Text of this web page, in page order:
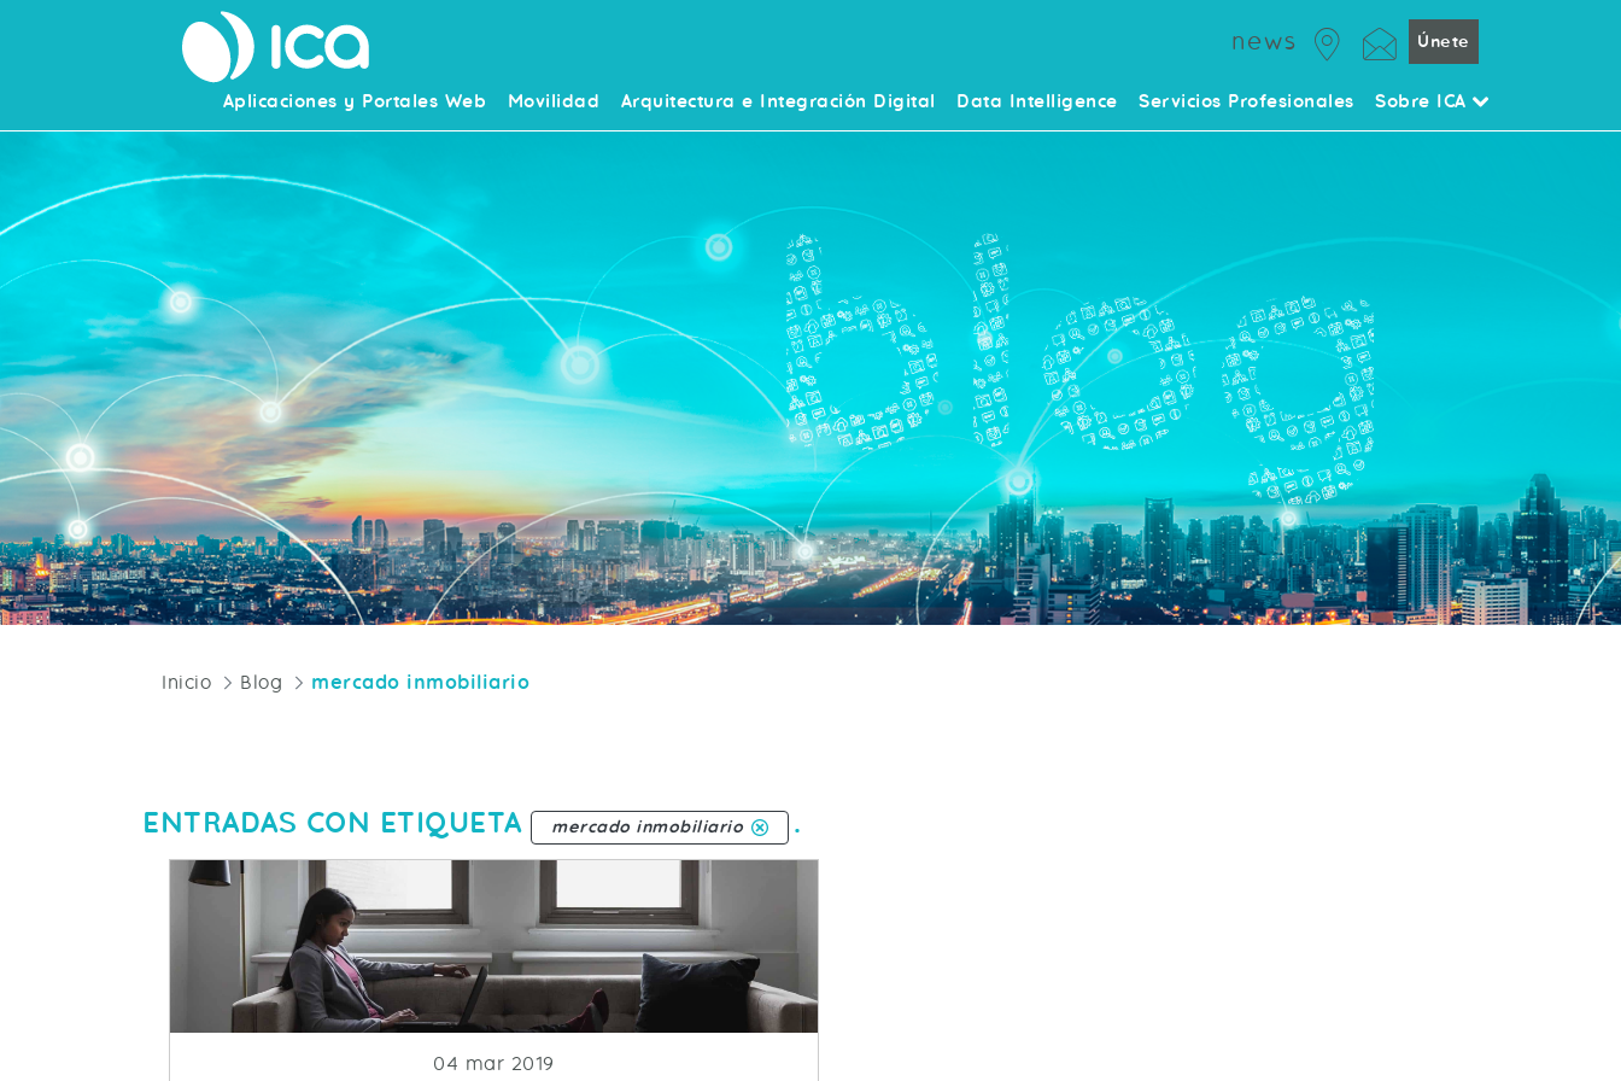
news Únete
Aplicaciones y Portales Web Movilidad Arquitectura e Integración Digital Data Intelligence Servicios Profesionales Sobre ICA
Inicio Blog mercado inmobiliario
ENTRADAS CON ETIQUETA mercado inmobiliario .
Fecha de publicacion
04 mar 2019